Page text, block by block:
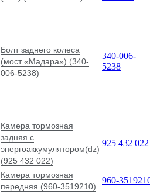
Болт заднего колеса
(мост «Мадара») (340-
006-5238)
340-006-
5238
Камера тормозная
задняя с
энергоаккумулятором(dz)
(925 432 022)
925 432 022
Камера тормозная
передняя (960-3519210)
960-